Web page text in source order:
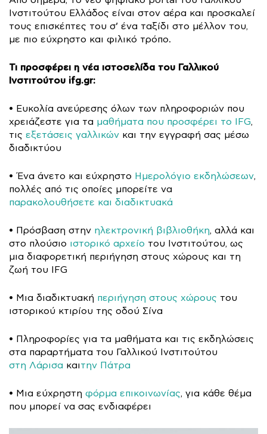
Ινστιτούτου Ελλάδος είναι στον αέρα και προσκαλεί
τους επισκέπτες του σ’ ένα ταξίδι στο μέλλον του,
με πιο εύχρηστο και φιλικό τρόπο.
Τι προσφέρει η νέα ιστοσελίδα του Γαλλικού
Ινστιτούτου ifg.gr:
• Ευκολία ανεύρεσης όλων των πληροφοριών που
χρειάζεστε για τα μαθήματα που προσφέρει το IFG,
τις εξετάσεις γαλλικών και την εγγραφή σας μέσω
διαδικτύου
• Ένα άνετο και εύχρηστο Ημερολόγιο εκδηλώσεων,
πολλές από τις οποίες μπορείτε να
παρακολουθήσετε και διαδικτυακά
• Πρόσβαση στην ηλεκτρονική βιβλιοθήκη, αλλά και
στο πλούσιο ιστορικό αρχείο του Ινστιτούτου, ως
μια διαφορετική περιήγηση στους χώρους και τη
ζωή του IFG
• Μια διαδικτυακή περιήγηση στους χώρους του
ιστορικού κτιρίου της οδού Σίνα
• Πληροφορίες για τα μαθήματα και τις εκδηλώσεις
στα παραρτήματα του Γαλλικού Ινστιτούτου
στη Λάρισα καιτην Πάτρα
• Μια εύχρηστη φόρμα επικοινωνίας, για κάθε θέμα
που μπορεί να σας ενδιαφέρει